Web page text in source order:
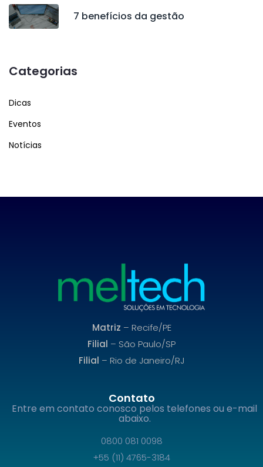
7 benefícios da gestão
Categorias
Dicas
Eventos
Notícias
Matriz – Recife/PE
Filial – São Paulo/SP
Filial – Rio de Janeiro/RJ
Contato
Entre em contato conosco pelos telefones ou e-mail
abaixo.
0800 081 0098
+55 (11) 4765-3184